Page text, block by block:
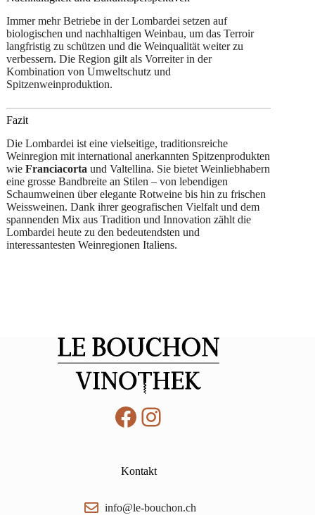
Immer mehr Betriebe in der Lombardei setzen auf
biologischen und nachhaltigen Weinbau, um das Terroir
langfristig zu schützen und die Weinqualität weiter zu
verbessern. Die Region gilt als Vorreiter in der
Kombination von Umweltschutz und
Spitzenweinproduktion.
Fazit
Die Lombardei ist eine vielseitige, traditionsreiche
Weinregion mit international anerkannten Spitzenprodukten
wie Franciacorta und Valtellina. Sie bietet Weinliebhabern
eine grosse Bandbreite an Stilen – von lebendigen
Schaumweinen über elegante Rotweine bis hin zu frischen
Weissweinen. Dank ihrer geografischen Vielfalt und dem
spannenden Mix aus Tradition und Innovation zählt die
Lombardei heute zu den bedeutendsten und
interessantesten Weinregionen Italiens.
Facebook
Instagram
Kontakt
info@le-bouchon.ch